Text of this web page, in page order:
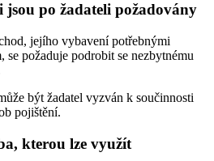
jsou po žadateli požadovány
jejího vybavení potřebnými
se požaduje podrobit se nezbytnému
být žadatel vyzván k součinnosti
pojištění.
kterou lze využít